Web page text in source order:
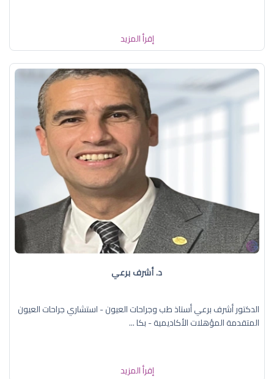
إقرأ المزيد
د. أشرف برعي
الدكتور أشرف برعي أستاذ طب وجراحات العيون - استشاري جراحات العيون
المتقدمة المؤهلات الأكاديمية - بكا ...
إقرأ المزيد